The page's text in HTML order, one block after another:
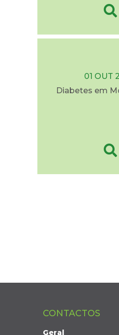
01 OUT
Diabetes em
CONTACTOS
Geral